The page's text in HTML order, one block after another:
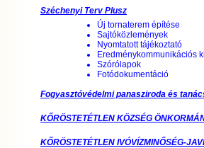
Széchenyi Terv Plusz
Új tornaterem építése
Sajtóközlemények
Nyomtatott tájékoztató
Eredménykommunikációs
Szórólapok
Fotódokumentáció
Fogyasztóvédelmi panasziroda és
KŐRÖSTETÉTLEN KÖZSÉG
KŐRÖSTETÉTLEN IVÓVÍZMINŐSÉG-